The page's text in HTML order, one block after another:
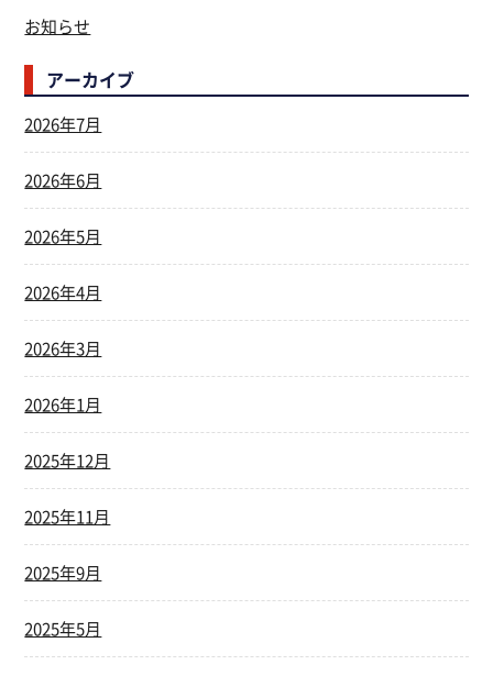
お知らせ
アーカイブ
2026年7月
2026年6月
2026年5月
2026年4月
2026年3月
2026年1月
2025年12月
2025年11月
2025年9月
2025年5月